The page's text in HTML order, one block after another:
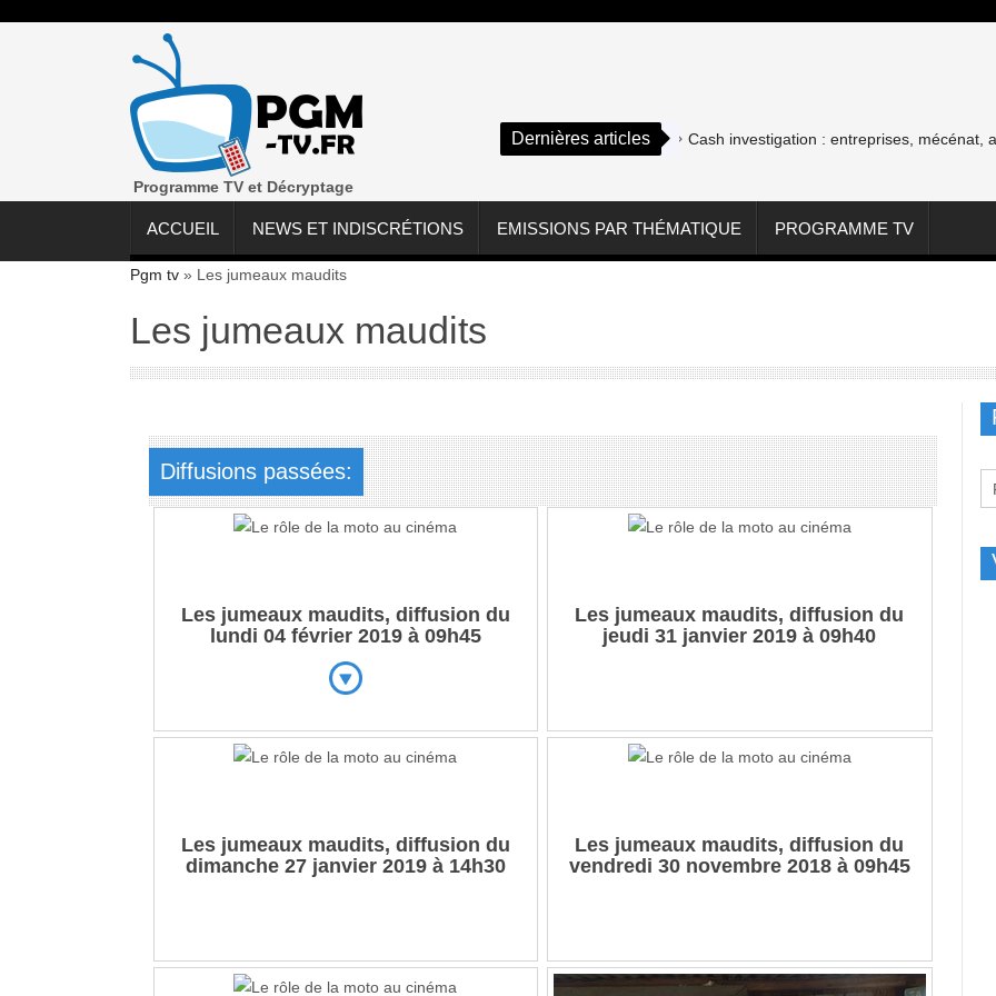
Programme TV et Décryptage
Dernières articles Cash investigation : entreprises, mécénat,
ACCUEIL NEWS ET INDISCRÉTIONS EMISSIONS PAR THÉMATIQUE PROGRAMME TV
Pgm tv » Les jumeaux maudits
Les jumeaux maudits
Diffusions passées:
Les jumeaux maudits, diffusion du
lundi 04 février 2019 à 09h45
Les jumeaux maudits, diffusion du
jeudi 31 janvier 2019 à 09h40
Les jumeaux maudits, diffusion du
dimanche 27 janvier 2019 à 14h30
Les jumeaux maudits, diffusion du
vendredi 30 novembre 2018 à 09h45